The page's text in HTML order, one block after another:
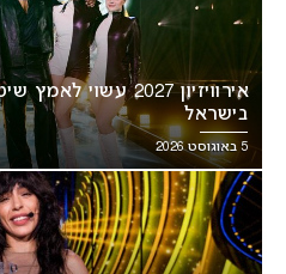
אירוויזיון 2027
בישראל
5 באוגוסט 2026